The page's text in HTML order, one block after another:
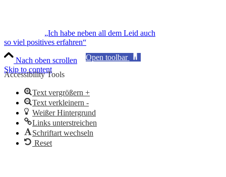
„Ich habe neben all dem Leid auch
so viel positives erfahren“
Nach oben scrollen
Skip to content
Open toolbar
Accessibility Tools
Text vergrößern +
Text verkleinern -
Weißer Hintergrund
Links unterstreichen
Schriftart wechseln
Reset